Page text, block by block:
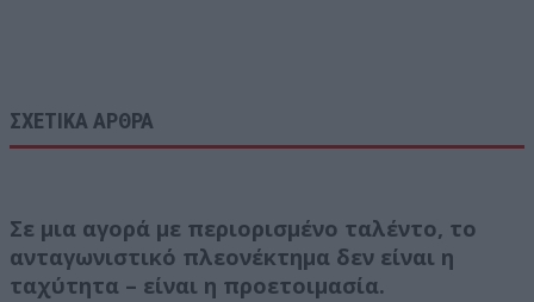
ΣΧΕΤΙΚΑ ΑΡΘΡΑ
Σε μια αγορά με περιορισμένο ταλέντο, το
ανταγωνιστικό πλεονέκτημα δεν είναι η
ταχύτητα – είναι η προετοιμασία.